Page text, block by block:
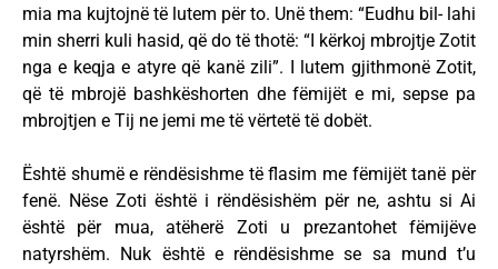
mia ma kujtojnë të lutem për to. Unë them: “Eudhu bil- lahi
min sherri kuli hasid, që do të thotë: “I kërkoj mbrojtje Zotit
nga e keqja e atyre që kanë zili”. I lutem gjithmonë Zotit,
që të mbrojë bashkëshorten dhe fëmijët e mi, sepse pa
mbrojtjen e Tij ne jemi me të vërtetë të dobët.
Është shumë e rëndësishme të flasim me fëmijët tanë për
fenë. Nëse Zoti është i rëndësishëm për ne, ashtu si Ai
është për mua, atëherë Zoti u prezantohet fëmijëve
natyrshëm. Nuk është e rëndësishme se sa mund t’u